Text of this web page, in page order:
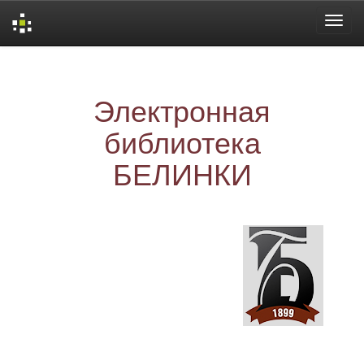
Электронная
библиотека
БЕЛИНКИ